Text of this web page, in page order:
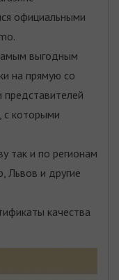
официальными
выгодным
на прямую со
с которыми
так и по регионам
Львов и другие
качества